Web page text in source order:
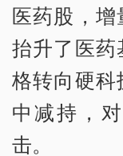
医药股，
抬升了医
格转向硬
中减持，
击。